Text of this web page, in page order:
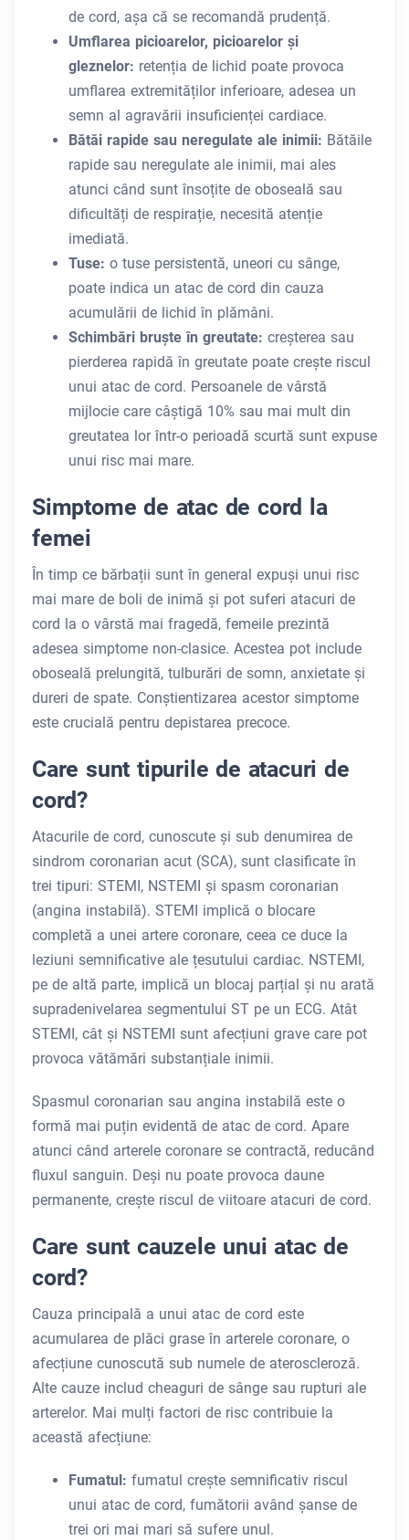
de cord, așa că se recomandă prudență.
Umflarea picioarelor, picioarelor și
gleznelor: retenția de lichid poate provoca
umflarea extremităților inferioare, adesea un
semn al agravării insuficienței cardiace.
Bătăi rapide sau neregulate ale inimii: Bătăile
rapide sau neregulate ale inimii, mai ales
atunci când sunt însoțite de oboseală sau
dificultăți de respirație, necesită atenție
imediată.
Tuse: o tuse persistentă, uneori cu sânge,
poate indica un atac de cord din cauza
acumulării de lichid în plămâni.
Schimbări bruște în greutate: creșterea sau
pierderea rapidă în greutate poate crește riscul
unui atac de cord. Persoanele de vârstă
mijlocie care câștigă 10% sau mai mult din
greutatea lor într-o perioadă scurtă sunt expuse
unui risc mai mare.
Simptome de atac de cord la
femei
În timp ce bărbații sunt în general expuși unui risc
mai mare de boli de inimă și pot suferi atacuri de
cord la o vârstă mai fragedă, femeile prezintă
adesea simptome non-clasice. Acestea pot include
oboseală prelungită, tulburări de somn, anxietate și
dureri de spate. Conștientizarea acestor simptome
este crucială pentru depistarea precoce.
Care sunt tipurile de atacuri de
cord?
Atacurile de cord, cunoscute și sub denumirea de
sindrom coronarian acut (SCA), sunt clasificate în
trei tipuri: STEMI, NSTEMI și spasm coronarian
(angina instabilă). STEMI implică o blocare
completă a unei artere coronare, ceea ce duce la
leziuni semnificative ale țesutului cardiac. NSTEMI,
pe de altă parte, implică un blocaj parțial și nu arată
supradenivelarea segmentului ST pe un ECG. Atât
STEMI, cât și NSTEMI sunt afecțiuni grave care pot
provoca vătămări substanțiale inimii.
Spasmul coronarian sau angina instabilă este o
formă mai puțin evidentă de atac de cord. Apare
atunci când arterele coronare se contractă, reducând
fluxul sanguin. Deși nu poate provoca daune
permanente, crește riscul de viitoare atacuri de cord.
Care sunt cauzele unui atac de
cord?
Cauza principală a unui atac de cord este
acumularea de plăci grase în arterele coronare, o
afecțiune cunoscută sub numele de ateroscleroză.
Alte cauze includ cheaguri de sânge sau rupturi ale
arterelor. Mai mulți factori de risc contribuie la
această afecțiune:
Fumatul: fumatul crește semnificativ riscul
unui atac de cord, fumătorii având șanse de
trei ori mai mari să sufere unul.